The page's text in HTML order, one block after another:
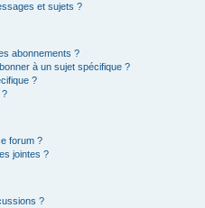
et sujets ?
abonnements ?
à un sujet spécifique ?
?
?
forum ?
jointes ?
?